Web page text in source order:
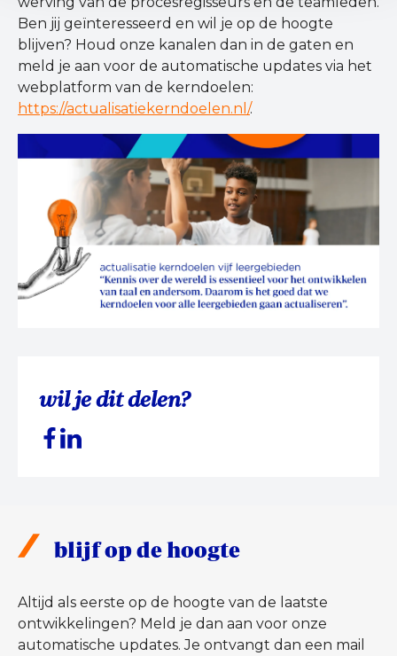
Ben jij geïnteresseerd en wil je op de hoogte
blijven? Houd onze kanalen dan in de gaten en
meld je aan voor de automatische updates via het
webplatform van de kerndoelen:
https://actualisatiekerndoelen.nl/.
wil je dit delen?
blijf op de hoogte
Altijd als eerste op de hoogte van de laatste
ontwikkelingen? Meld je dan aan voor onze
automatische updates. Je ontvangt dan een mail